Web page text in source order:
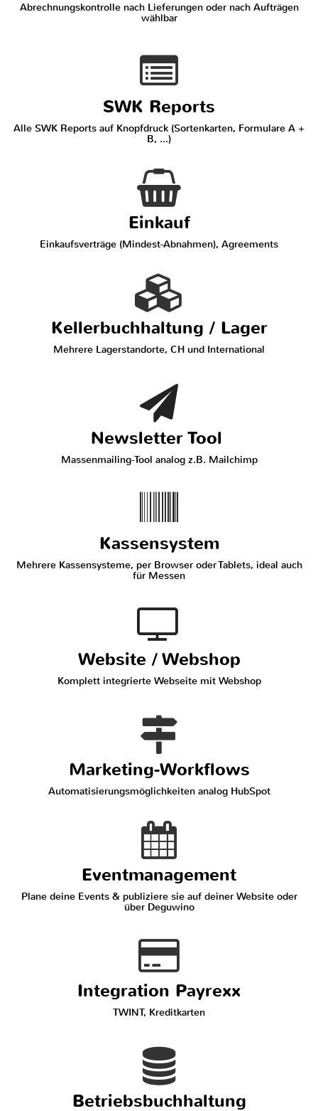
Abrechnungskontrolle nach Lieferungen oder nach Aufträgen
wählbar
SWK Reports
Alle SWK Reports auf Knopfdruck (Sortenkarten, Formulare A +
B, ...)
Einkauf
Einkaufsverträge (Mindest-Abnahmen), Agreements
Kellerbuchhaltung / Lager
Mehrere Lagerstandorte, CH und International
Newsletter Tool
Massenmailing-Tool analog z.B. Mailchimp
Kassensystem
Mehrere Kassensysteme, per Browser oder Tablets, ideal auch
für Messen
Website / Webshop
Komplett integrierte Webseite mit Webshop
Marketing-Workflows
Automatisierungsmöglichkeiten analog HubSpot
Eventmanagement
Plane deine Events & publiziere sie auf deiner Website oder
über Deguwino
Integration Payrexx
TWINT, Kreditkarten
Betriebsbuchhaltung